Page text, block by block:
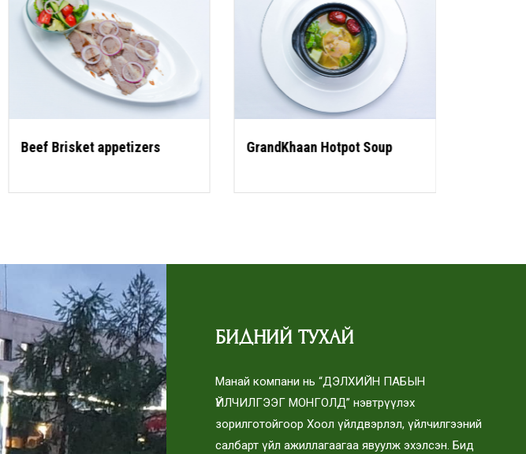
Beef Brisket appetizers GrandKhaan Hotpot Soup
БИДНИЙ ТУХАЙ
Манай компани нь “ДЭЛХИЙН ПАБЫН
ҮЙЛЧИЛГЭЭГ МОНГОЛД” нэвтрүүлэх
зорилготойгоор Хоол үйлдвэрлэл, үйлчилгээний
салбарт үйл ажиллагаагаа явуулж эхэлсэн. Бид